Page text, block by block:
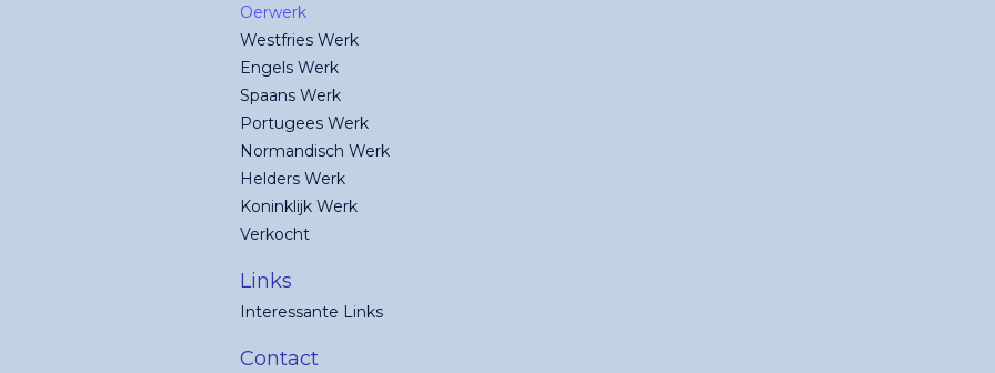
Oerwerk
Westfries Werk
Engels Werk
Spaans Werk
Portugees Werk
Normandisch Werk
Helders Werk
Koninklijk Werk
Verkocht
Links
Interessante Links
Contact